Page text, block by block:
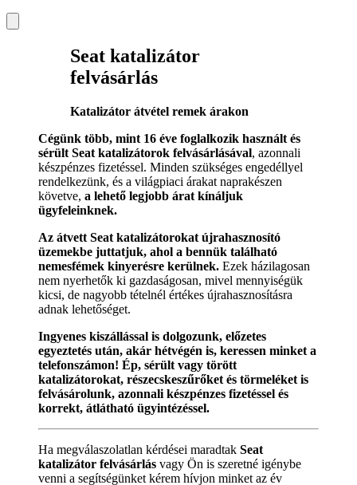
Seat katalizátor
felvásárlás
Katalizátor átvétel remek árakon
Cégünk több, mint 16 éve foglalkozik használt és
sérült Seat katalizátorok felvásárlásával, azonnali
készpénzes fizetéssel. Minden szükséges engedéllyel
rendelkezünk, és a világpiaci árakat naprakészen
követve, a lehető legjobb árat kínáljuk
ügyfeleinknek.
Az átvett Seat katalizátorokat újrahasznosító
üzemekbe juttatjuk, ahol a bennük található
nemesfémek kinyerésre kerülnek. Ezek házilagosan
nem nyerhetők ki gazdaságosan, mivel mennyiségük
kicsi, de nagyobb tételnél értékes újrahasznosításra
adnak lehetőséget.
Ingyenes kiszállással is dolgozunk, előzetes
egyeztetés után, akár hétvégén is, keressen minket a
telefonszámon! Ép, sérült vagy törött
katalizátorokat, részecskeszűrőket és törmeléket is
felvásárolunk, azonnali készpénzes fizetéssel és
korrekt, átlátható ügyintézéssel.
Ha megválaszolatlan kérdései maradtak Seat
katalizátor felvásárlás vagy Ön is szeretné igénybe
venni a segítségünket kérem hívjon minket az év